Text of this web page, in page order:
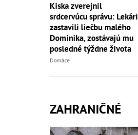
Kiska zverejnil
srdcervúcu správu: Lekári
zastavili liečbu malého
Dominika, zostávajú mu
posledné týždne života
Domáce
ZAHRANIČNÉ